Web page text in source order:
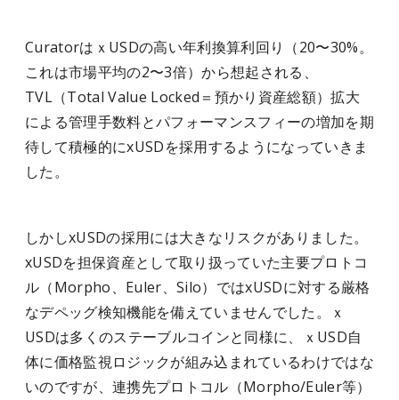
CuratorはｘUSDの高い年利換算利回り（20〜30%。
これは市場平均の2〜3倍）から想起される、
TVL（Total Value Locked＝預かり資産総額）拡大
による管理手数料とパフォーマンスフィーの増加を期
待して積極的にxUSDを採用するようになっていきま
した。
しかしxUSDの採用には大きなリスクがありました。
xUSDを担保資産として取り扱っていた主要プロトコ
ル（Morpho、Euler、Silo）ではxUSDに対する厳格
なデペッグ検知機能を備えていませんでした。ｘ
USDは多くのステーブルコインと同様に、ｘUSD自
体に価格監視ロジックが組み込まれているわけではな
いのですが、連携先プロトコル（Morpho/Euler等）